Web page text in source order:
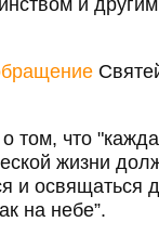
и
том, что
жизни
и освящаться
на небе”.